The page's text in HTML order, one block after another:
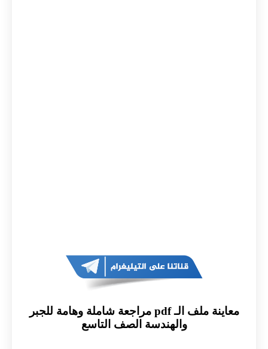
معاينة ملف الـ pdf مراجعة شاملة وهامة للجبر
والهندسة الصف التاسع